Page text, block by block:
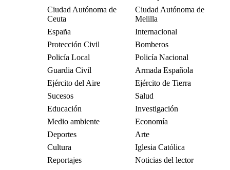
Ciudad Autónoma de
Ceuta
Ciudad Autónoma de
Melilla
España
Internacional
Protección Civil
Bomberos
Policía Local
Policía Nacional
Guardia Civil
Armada Española
Ejército del Aire
Ejército de Tierra
Sucesos
Salud
Educación
Investigación
Medio ambiente
Economía
Deportes
Arte
Cultura
Iglesia Católica
Reportajes
Noticias del lector